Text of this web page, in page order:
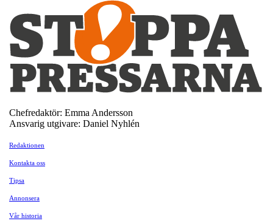
Chefredaktör: Emma Andersson
Ansvarig utgivare: Daniel Nyhlén
Redaktionen
Kontakta oss
Tipsa
Annonsera
Vår historia